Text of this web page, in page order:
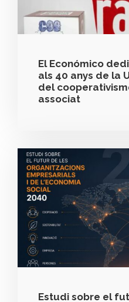
El Económico
als 40 anys de la
del
associat
Estudi sobre el